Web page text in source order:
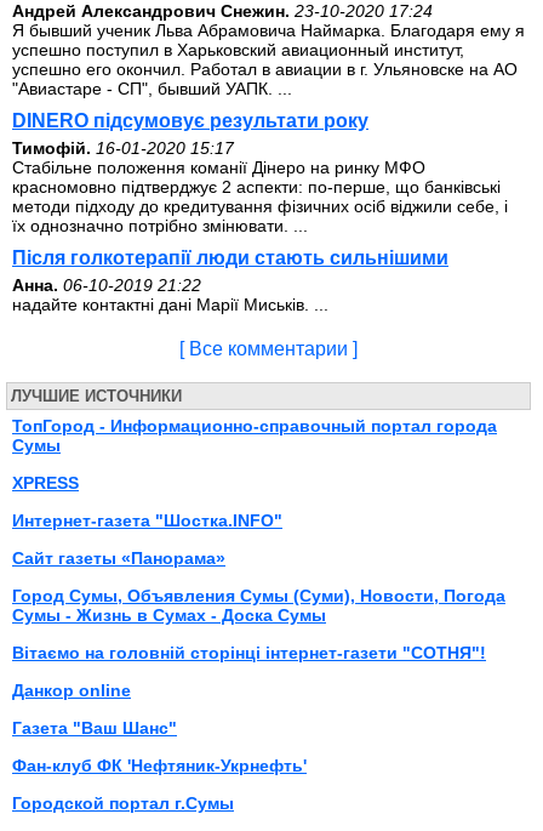
Андрей Александрович Снежин. 23-10-2020 17:24
Я бывший ученик Льва Абрамовича Наймарка. Благодаря ему я
успешно поступил в Харьковский авиационный институт,
успешно его окончил. Работал в авиации в г. Ульяновске на АО
"Авиастаре - СП", бывший УАПК. ...
DINERO підсумовує результати року
Тимофій. 16-01-2020 15:17
Стабільне положення команії Дінеро на ринку МФО
красномовно підтверджує 2 аспекти: по-перше, що банківські
методи підходу до кредитування фізичних осіб віджили себе, і
їх однозначно потрібно змінювати. ...
Після голкотерапії люди стають сильнішими
Анна. 06-10-2019 21:22
надайте контактні дані Марії Миськів. ...
[ Все комментарии ]
ЛУЧШИЕ ИСТОЧНИКИ
ТопГород - Информационно-справочный портал города
Сумы
XPRESS
Интернет-газета "Шостка.INFO"
Сайт газеты «Панорама»
Город Сумы, Объявления Сумы (Суми), Новости, Погода
Сумы - Жизнь в Сумах - Доска Сумы
Вітаємо на головній сторінці інтернет-газети "СОТНЯ"!
Данкор online
Газета "Ваш Шанс"
Фан-клуб ФК 'Нефтяник-Укрнефть'
Городской портал г.Сумы